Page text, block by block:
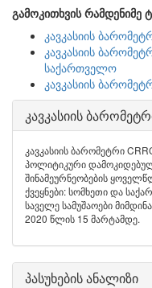
გამოკითხვის რამდენიმე
კავკასიის
კავკასიის
საქართველო
კავკასიის
კავკასიის
კავკასიის ბარომეტრი
პოლიტიკური
შინამეურნეობების
ქვეყნები: სომხეთი და
საველე სამუშაოები
2020 წლის 15 მარტამდე.
პასუხების ანალიზი